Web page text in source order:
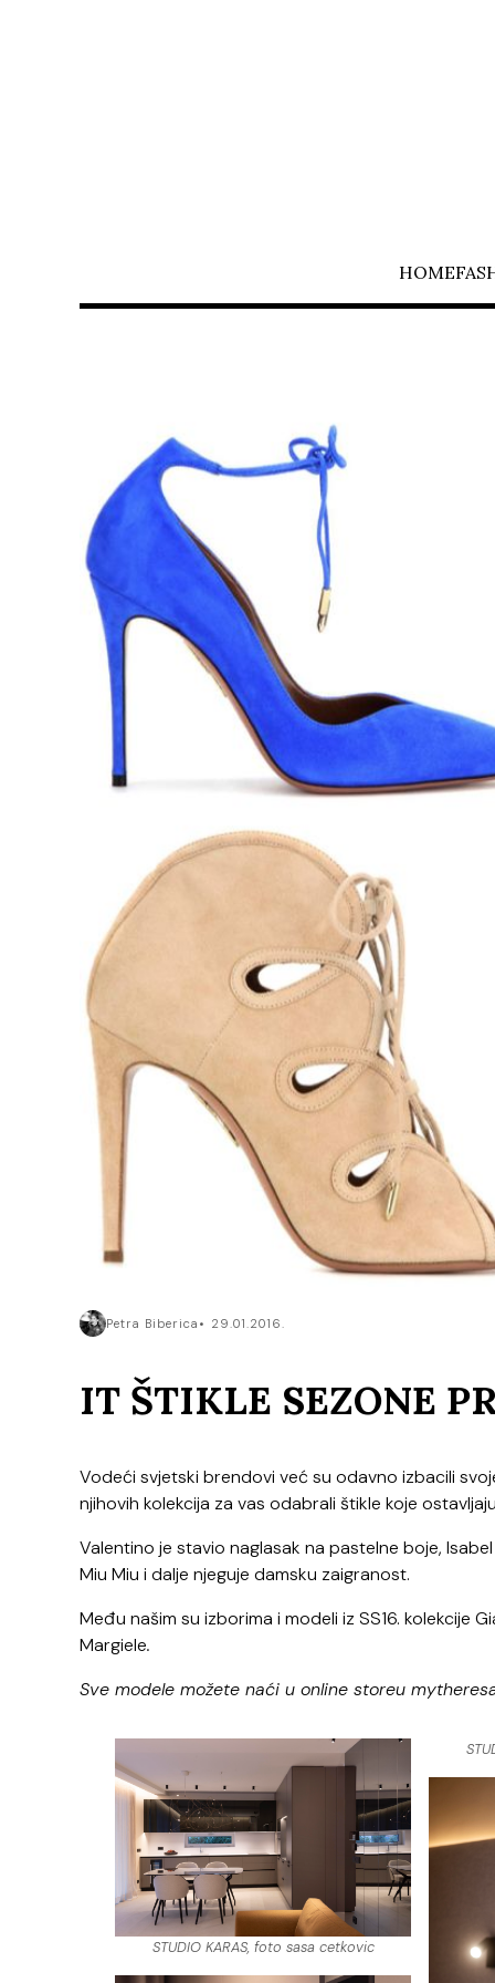
HOME
Petra Biberica 29.01.2016.
IT ŠTIKLE SEZONE
Vodeći svjetski brendovi već su odavno izbacili
njihovih kolekcija za vas odabrali štikle koje
Valentino je stavio naglasak na pastelne boje,
Miu Miu i dalje njeguje damsku zaigranost.
Među našim su izborima i modeli iz SS16. kolekcije
Margiele.
Sve modele možete naći u online storeu
STUDIO KARAS, foto sasa cetkovic